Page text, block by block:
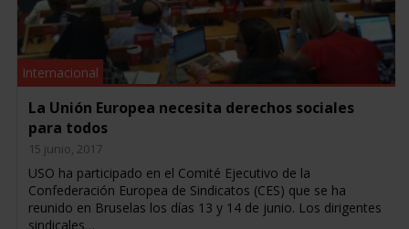
Internacional
La Unión Europea necesita derechos sociales
para todos
15 junio, 2017
USO ha participado en el Comité Ejecutivo de la
Confederación Europea de Sindicatos (CES) que se ha
reunido en Bruselas los días 13 y 14 de junio. Los dirigentes
sindicales…